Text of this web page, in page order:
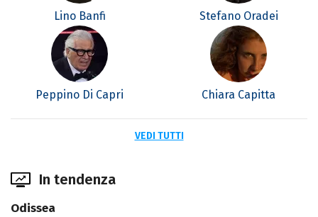
Lino Banfi Stefano Oradei
Peppino Di Capri Chiara Capitta
VEDI TUTTI
In tendenza
Odissea